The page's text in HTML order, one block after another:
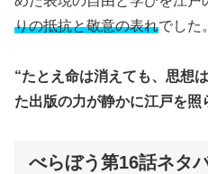
りの抵抗と敬意の表れでした。
“たとえ命は消えても、思想
た出版の力が静かに江戸を照
べらぼう第16話ネタ